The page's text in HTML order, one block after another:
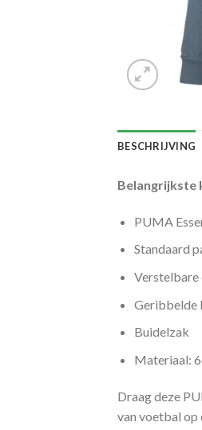
BESCHRIJVING
Belangrijkste
PUMA
Standaard
Verstelbare
Geribbelde
Buidelzak
Materiaal:
Draag deze
van voetbal op